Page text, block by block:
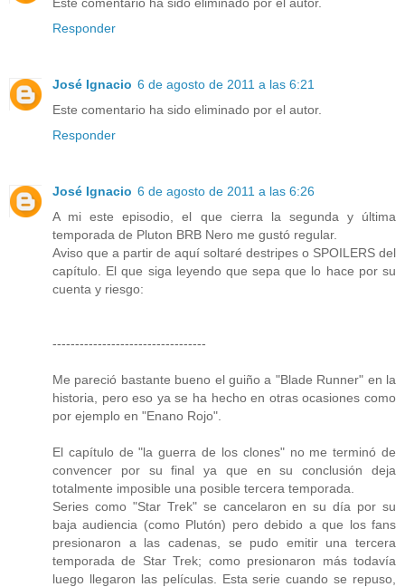
Responder
José Ignacio 6 de agosto de 2011 a las 6:21
Este comentario ha sido eliminado por el autor.
Responder
José Ignacio 6 de agosto de 2011 a las 6:26
A mi este episodio, el que cierra la segunda y última
temporada de Pluton BRB Nero me gustó regular.
Aviso que a partir de aquí soltaré destripes o SPOILERS del
capítulo. El que siga leyendo que sepa que lo hace por su
cuenta y riesgo:
----------------------------------
Me pareció bastante bueno el guiño a "Blade Runner" en la
historia, pero eso ya se ha hecho en otras ocasiones como
por ejemplo en "Enano Rojo".
El capítulo de "la guerra de los clones" no me terminó de
convencer por su final ya que en su conclusión deja
totalmente imposible una posible tercera temporada.
Series como "Star Trek" se cancelaron en su día por su
baja audiencia (como Plutón) pero debido a que los fans
presionaron a las cadenas, se pudo emitir una tercera
temporada de Star Trek; como presionaron más todavía
luego llegaron las películas. Esta serie cuando se repuso,